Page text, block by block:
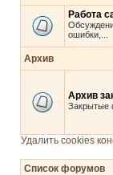
Работа
ошибки,...
Архив
Архив
Закрытые
Удалить cookies
Список форумов